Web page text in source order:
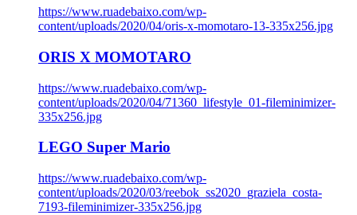
https://www.ruadebaixo.com/wp-
content/uploads/2020/04/oris-x-momotaro-13-335x256.jpg
ORIS X MOMOTARO
https://www.ruadebaixo.com/wp-
content/uploads/2020/04/71360_lifestyle_01-fileminimizer-
335x256.jpg
LEGO Super Mario
https://www.ruadebaixo.com/wp-
content/uploads/2020/03/reebok_ss2020_graziela_costa-
7193-fileminimizer-335x256.jpg